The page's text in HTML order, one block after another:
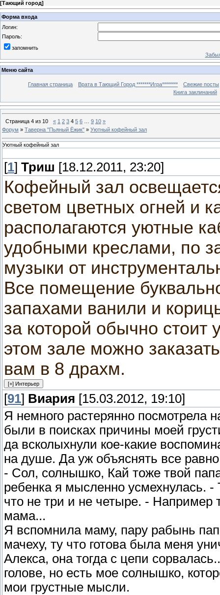
[Тающий город]
Форма входа
Логин:
Пароль:
запомнить
Меню сайта
Главная страница Врата в Тающий Город *******Игра********
Свежие посты
Книга заклинаний
Страница 4 из 10 « 1 2 3 4 5 6 9 10 »
Форум » Таверна "Пьяный Ёжик" » Уютный кофейный зал
Уютный кофейный зал
[1] Триш [18.12.2011, 23:20]
Кофейный зал
светом цветных огней и
располагаются уютные
удобными креслами, по
музыки от
Все помещение
запахами ванили и
за которой обычно
этом зале можно
вам в 8 драхм.
[91] Виария [15.03.2012, 19:10]
Я немного растерянно посмотрела
были в поисках причины моей
да всколыхнули кое-какие
на душе. Да уж объяснять все
- Сол, солнышко, Кай тоже твой
ребенка я мысленно усмехнулась.
что не три и не четыре. - Например
мама...
Я вспомнила маму, пару рабынь
мачеху, ту что готова была меня
Алекса, она тогда с цепи
голове, но есть мое солнышко,
мои грустные мысли.